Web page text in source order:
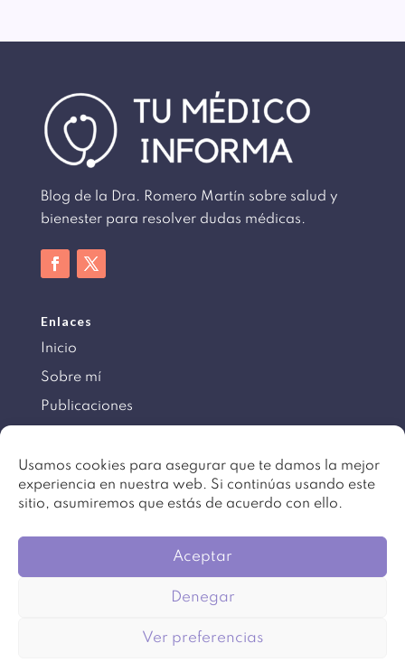
Usamos cookies para asegurar que te damos la mejor
experiencia en nuestra web. Si continúas usando este
sitio, asumiremos que estás de acuerdo con ello.
Aceptar
Denegar
Ver preferencias
Blog de la Dra. Romero Martín sobre salud y
bienester para resolver dudas médicas.
Enlaces
Inicio
Sobre mí
Publicaciones
Información
Aviso legal
reservados. DiseñoBeartez